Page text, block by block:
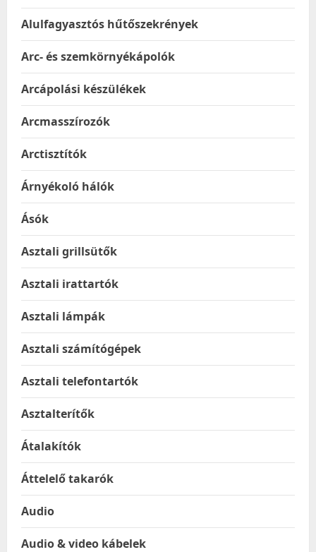
Alulfagyasztós hűtőszekrények
Arc- és szemkörnyékápolók
Arcápolási készülékek
Arcmasszírozók
Arctisztítók
Árnyékoló hálók
Ásók
Asztali grillsütők
Asztali irattartók
Asztali lámpák
Asztali számítógépek
Asztali telefontartók
Asztalterítők
Átalakítók
Áttelelő takarók
Audio
Audio & video kábelek